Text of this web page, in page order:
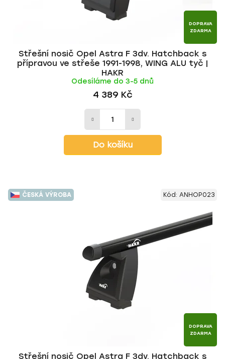
DOPRAVA
ZDARMA
Střešní nosič Opel Astra F 3dv. Hatchback s
přípravou ve střeše 1991-1998, WING ALU tyč |
HAKR
Odesíláme do 3-5 dnů
4 389 Kč
Do košíku
ČESKÁ VÝROBA
DOPRAVA
ZDARMA
Střešní nosič Opel Astra F 3dv. Hatchback s
Kód: ANHOP023